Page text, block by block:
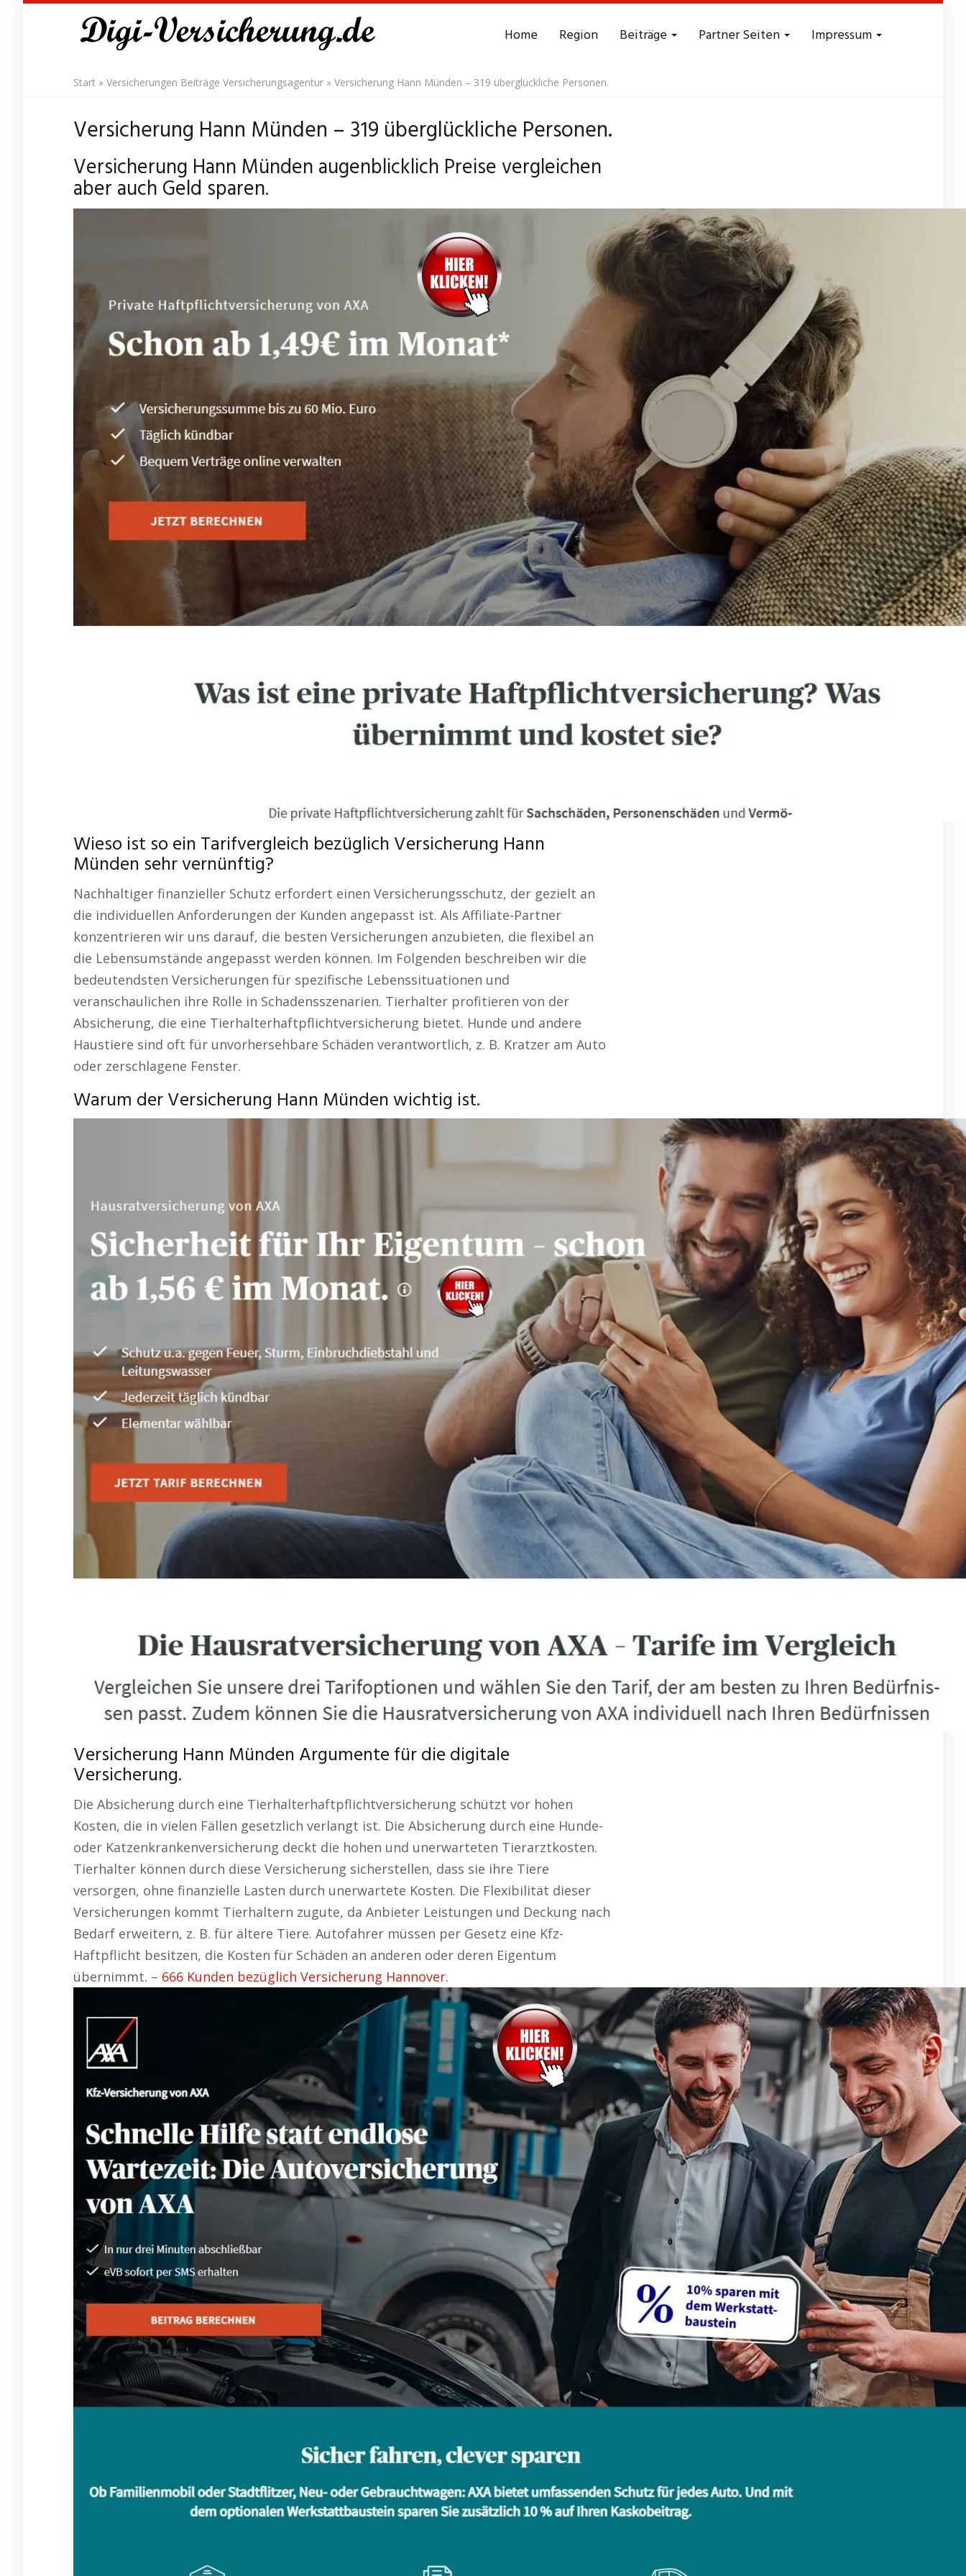
Home Region Beiträge Partner Seiten Impressum
Start » Versicherungen Beiträge Versicherungsagentur » Versicherung Hann Münden – 319 überglückliche Personen.
Versicherung Hann Münden – 319 überglückliche Personen.
Versicherung Hann Münden augenblicklich Preise vergleichen
aber auch Geld sparen.
Wieso ist so ein Tarifvergleich bezüglich Versicherung Hann
Münden sehr vernünftig?
Nachhaltiger finanzieller Schutz erfordert einen Versicherungsschutz, der gezielt an
die individuellen Anforderungen der Kunden angepasst ist. Als Affiliate-Partner
konzentrieren wir uns darauf, die besten Versicherungen anzubieten, die flexibel an
die Lebensumstände angepasst werden können. Im Folgenden beschreiben wir die
bedeutendsten Versicherungen für spezifische Lebenssituationen und
veranschaulichen ihre Rolle in Schadensszenarien. Tierhalter profitieren von der
Absicherung, die eine Tierhalterhaftpflichtversicherung bietet. Hunde und andere
Haustiere sind oft für unvorhersehbare Schäden verantwortlich, z. B. Kratzer am Auto
oder zerschlagene Fenster.
Warum der Versicherung Hann Münden wichtig ist.
Versicherung Hann Münden Argumente für die digitale
Versicherung.
Die Absicherung durch eine Tierhalterhaftpflichtversicherung schützt vor hohen
Kosten, die in vielen Fällen gesetzlich verlangt ist. Die Absicherung durch eine Hunde-
oder Katzenkrankenversicherung deckt die hohen und unerwarteten Tierarztkosten.
Tierhalter können durch diese Versicherung sicherstellen, dass sie ihre Tiere
versorgen, ohne finanzielle Lasten durch unerwartete Kosten. Die Flexibilität dieser
Versicherungen kommt Tierhaltern zugute, da Anbieter Leistungen und Deckung nach
Bedarf erweitern, z. B. für ältere Tiere. Autofahrer müssen per Gesetz eine Kfz-
Haftpflicht besitzen, die Kosten für Schäden an anderen oder deren Eigentum
übernimmt. – 666 Kunden bezüglich Versicherung Hannover.